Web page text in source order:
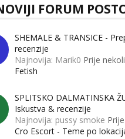
FORUM
SHEMALE & TRANSICE -
recenzije
Najnovija: Marik0 Prije
Fetish
SPLITSKO DALMATINSKA
Iskustva & recenzije
Najnovija: pussy smoke
Cro Escort - Teme po